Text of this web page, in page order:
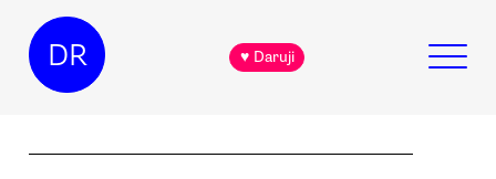
DR ♥ Daruji